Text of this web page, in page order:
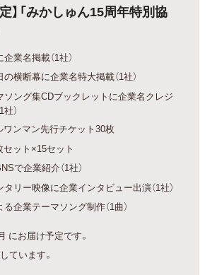
】「みかしゅん15周年特別協
業名掲載（1社）
横断幕に企業名特大掲載（1社）
ソング集CDブックレットに企業名クレジ
）
ワンマン先行チケット30枚
セット×15セット
で企業紹介（1社）
タリー映像に企業インタビュー出演（1社）
企業テーマソング制作（1曲）
にお届け予定です。
ています。